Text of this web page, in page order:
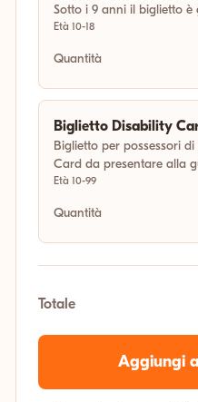
Sotto i 9 anni il biglietto è
Età 10-18
Quantità
Biglietto Disability
Biglietto per possessori
Card da presentare alla
Età 10-99
Quantità
Totale
Aggiungi